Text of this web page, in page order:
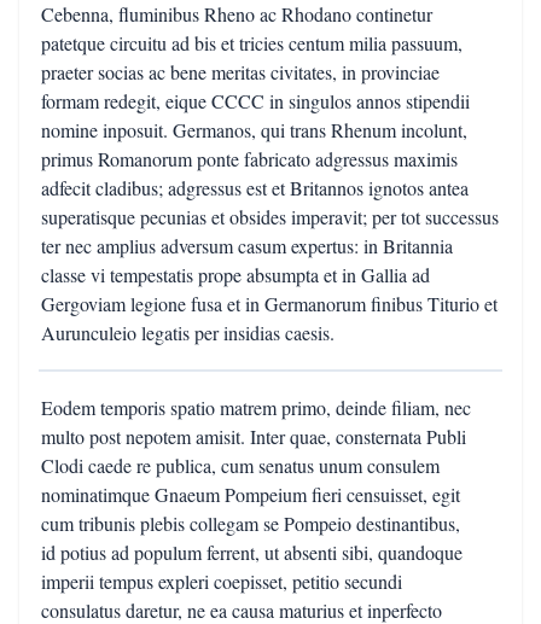
Cebenna, fluminibus Rheno ac Rhodano continetur
patetque circuitu ad bis et tricies centum milia passuum,
praeter socias ac bene meritas civitates, in provinciae
formam redegit, eique CCCC in singulos annos stipendii
nomine inposuit. Germanos, qui trans Rhenum incolunt,
primus Romanorum ponte fabricato adgressus maximis
adfecit cladibus; adgressus est et Britannos ignotos antea
superatisque pecunias et obsides imperavit; per tot successus
ter nec amplius adversum casum expertus: in Britannia
classe vi tempestatis prope absumpta et in Gallia ad
Gergoviam legione fusa et in Germanorum finibus Titurio et
Aurunculeio legatis per insidias caesis.
Eodem temporis spatio matrem primo, deinde filiam, nec
multo post nepotem amisit. Inter quae, consternata Publi
Clodi caede re publica, cum senatus unum consulem
nominatimque Gnaeum Pompeium fieri censuisset, egit
cum tribunis plebis collegam se Pompeio destinantibus,
id potius ad populum ferrent, ut absenti sibi, quandoque
imperii tempus expleri coepisset, petitio secundi
consulatus daretur, ne ea causa maturius et inperfecto